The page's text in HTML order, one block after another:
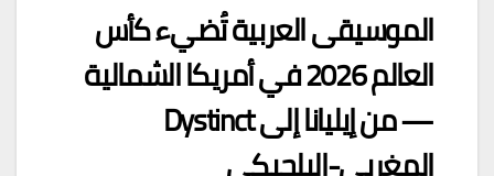
الموسيقى العربية تُضيء كأس
العالم 2026 في أمريكا الشمالية
— من إيليانا إلى Dystinct
المغربي-البلجيكي